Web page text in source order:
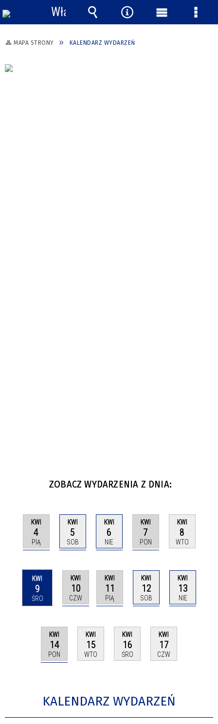
MAPA STRONY KALENDARZ WYDARZEŃ
ZOBACZ WYDARZENIA Z DNIA:
KWI
4
PIĄ
KWI
5
SOB
KWI
6
NIE
KWI
7
PON
KWI
8
WTO
KWI
9
ŚRO
KWI
10
CZW
KWI
11
PIĄ
KWI
12
SOB
KWI
13
NIE
KWI
14
PON
KWI
15
WTO
KWI
16
ŚRO
KWI
17
CZW
KALENDARZ WYDARZEŃ
Włącz
powiadomienia
Wyszukiwarka
Narzędzia
Menu Menu